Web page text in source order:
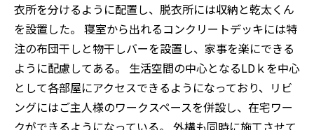
衣所を分けるように配置し、脱衣所には収納と乾太くん
を設置した。 寝室から出れるコンクリートデッキには特
注の布団干しと物干しバーを設置し、家事を楽にできる
ように配慮してある。 生活空間の中心となるLDｋを中心
として各部屋にアクセスできるようになっており、リビ
ングにはご主人様のワークスペースを併設し、在宅ワー
クができるようになっている。 外構も同時に施工させて